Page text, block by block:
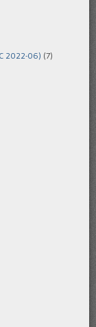
2022-06) (7)